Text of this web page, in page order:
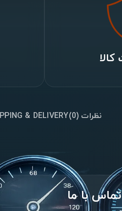
نظرات (0) & DELIVERY
تماس با ما